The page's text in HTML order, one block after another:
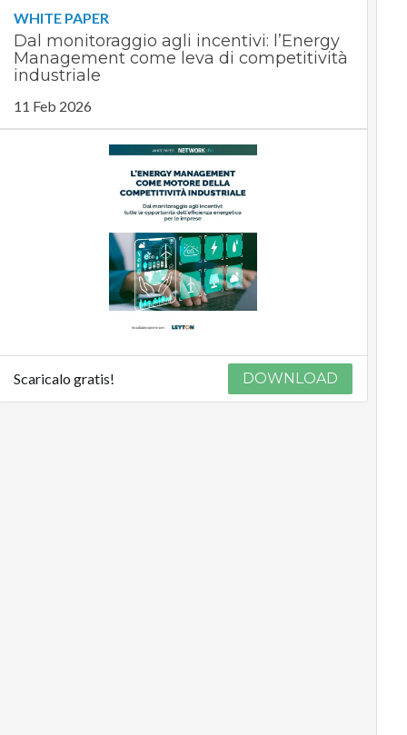
WHITE PAPER
Dal monitoraggio agli incentivi: l’Energy
Management come leva di competitività
industriale
11 Feb 2026
Scaricalo gratis! DOWNLOAD